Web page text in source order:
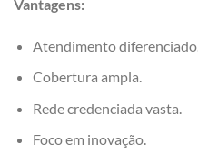
Vantagens:
Atendimento diferenciado.
Cobertura ampla.
Rede credenciada vasta.
Foco em inovação.